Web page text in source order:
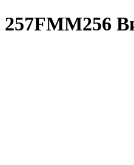
257FMM256